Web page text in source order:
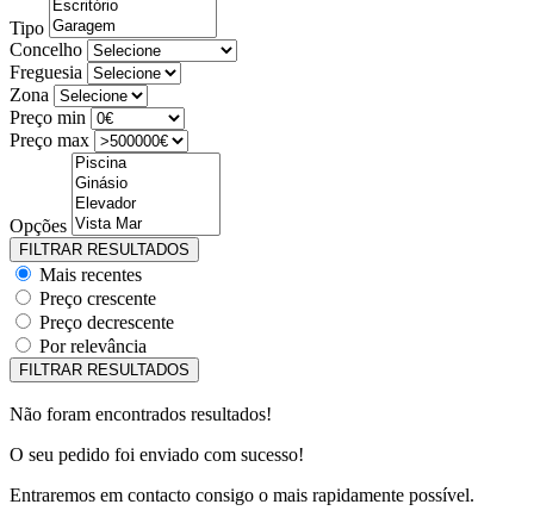
Tipo
Concelho
Freguesia
Zona
Preço min
Preço max
Opções
Mais recentes
Preço crescente
Preço decrescente
Por relevância
Não foram encontrados resultados!
O seu pedido foi enviado com sucesso!
Entraremos em contacto consigo o mais rapidamente possível.